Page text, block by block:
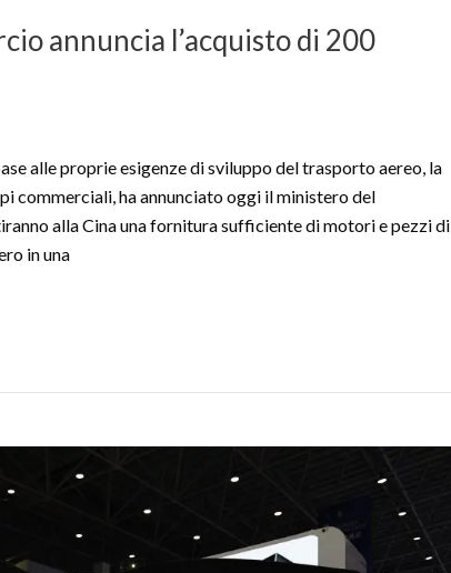
annuncia l’acquisto di 200
alle proprie esigenze di sviluppo del trasporto aereo, la
commerciali, ha annunciato oggi il ministero del
alla Cina una fornitura sufficiente di motori e pezzi di
in una